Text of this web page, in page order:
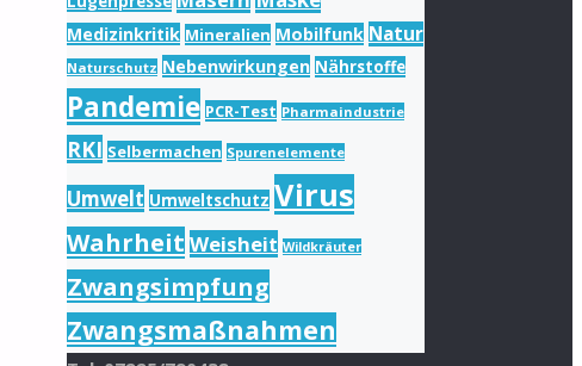
Medizinkritik Mineralien Mobilfunk Natur
Naturschutz Nebenwirkungen Nährstoffe
Pandemie PCR-Test Pharmaindustrie
RKI Selbermachen Spurenelemente
Umwelt Umweltschutz Virus
Wahrheit Weisheit Wildkräuter
Zwangsimpfung
Zwangsmaßnahmen